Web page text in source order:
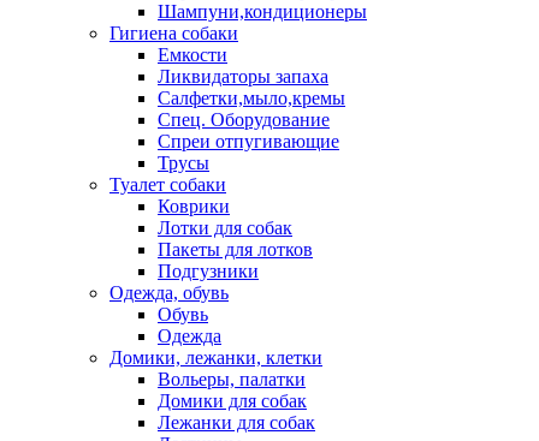
Шампуни,кондиционеры
Гигиена собаки
Емкости
Ликвидаторы запаха
Салфетки,мыло,кремы
Спец. Оборудование
Спреи отпугивающие
Трусы
Туалет собаки
Коврики
Лотки для собак
Пакеты для лотков
Подгузники
Одежда, обувь
Обувь
Одежда
Домики, лежанки, клетки
Вольеры, палатки
Домики для собак
Лежанки для собак